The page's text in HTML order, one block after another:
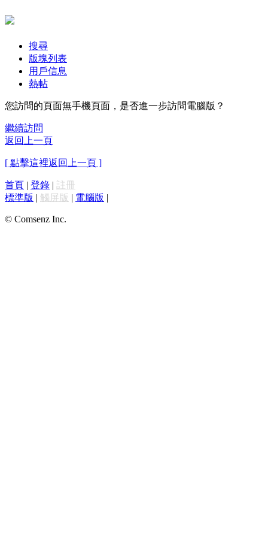
搜尋
版塊列表
用戶信息
熱帖
您訪問的頁面無手機頁面，是否進一步訪問電腦版？
繼續訪問
返回上一頁
[ 點擊這裡返回上一頁 ]
首頁 | 登錄 | 註冊
標準版 | 觸屏版 | 電腦版 |
© Comsenz Inc.